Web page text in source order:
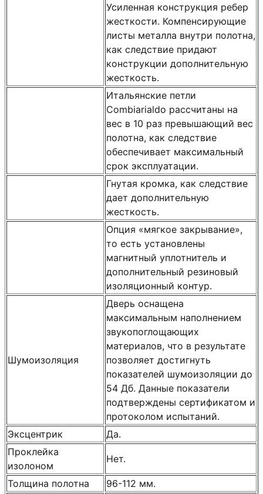
Усиленная конструкция ребер
жесткости. Компенсирующие
листы металла внутри полотна,
как следствие придают
конструкции дополнительную
жесткость.
Итальянские петли
Combiarialdo рассчитаны на
вес в 10 раз превышающий вес
полотна, как следствие
обеспечивает максимальный
срок эксплуатации.
Гнутая кромка, как следствие
дает дополнительную
жесткость.
Опция «мягкое закрывание»,
то есть установлены
магнитный уплотнитель и
дополнительный резиновый
изоляционный контур.
Шумоизоляция
Дверь оснащена
максимальным наполнением
звукопоглощающих
материалов, что в результате
позволяет достигнуть
показателей шумоизоляции до
54 Дб. Данные показатели
подтверждены сертификатом и
протоколом испытаний.
Эксцентрик
Да.
Проклейка
изолоном
Нет.
Толщина полотна
96-112 мм.